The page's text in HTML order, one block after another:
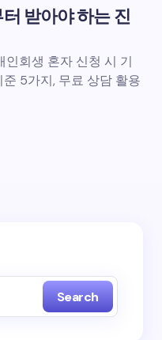
받아야 하는 진
인회생 혼자 신청 시 기
5가지, 무료 상담 활용
Search